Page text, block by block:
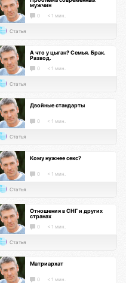
мужчин
0 < 1 мин.
Статья
А что у цыган? Семья. Брак.
Развод.
0 < 1 мин.
Статья
Двойные стандарты
0 < 1 мин.
Статья
Кому нужнее секс?
0 < 1 мин.
Статья
Отношения в СНГ и других
странах
0 < 1 мин.
Статья
Матриархат
0 < 1 мин.